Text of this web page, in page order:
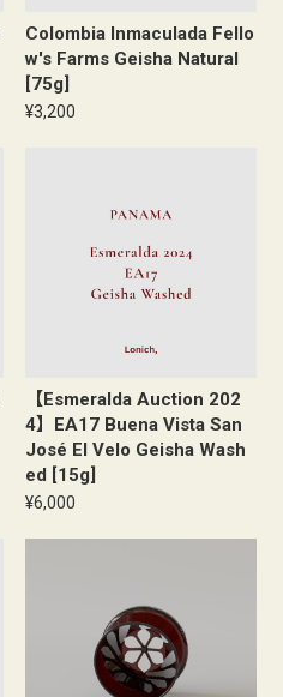
Colombia Inmaculada Fello
w's Farms Geisha Natural
[75g]
¥3,200
【Esmeralda Auction 202
4】EA17 Buena Vista San
José El Velo Geisha Wash
ed [15g]
¥6,000